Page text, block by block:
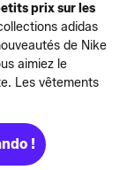
prix sur les
adidas
de Nike
aimiez le
Les vêtements
!